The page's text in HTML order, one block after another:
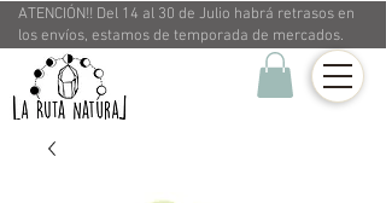
ATENCIÓN!! Del 14 al 30 de Julio habrá retrasos en
los envíos, estamos de temporada de mercados.